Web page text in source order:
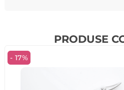
PRODUSE
- 17%